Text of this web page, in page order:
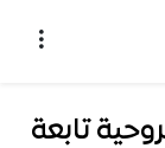
تابعة